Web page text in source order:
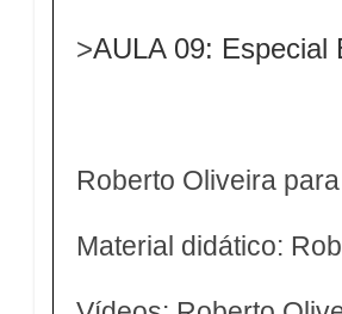
>AULA 09:
Roberto Oliveira
Material didático: